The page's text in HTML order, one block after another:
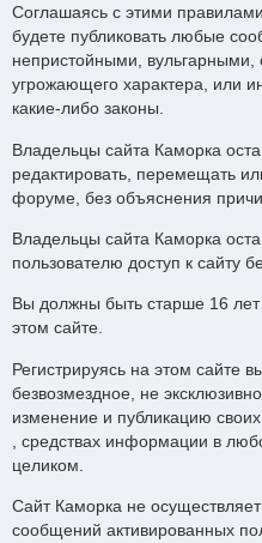
Соглашаясь с этими
будете публиковать любые
непристойными, вульгарными,
угрожающего характера, или
какие-либо законы.
Владельцы сайта Каморка
редактировать, перемещать
форуме, без объяснения
Владельцы сайта Каморка
пользователю доступ к сайту
Вы должны быть старше 16 лет
этом сайте.
Регистрируясь на этом сайте
безвозмездное, не
изменение и публикацию
, средствах информации в
целиком.
Сайт Каморка не
сообщений активированных